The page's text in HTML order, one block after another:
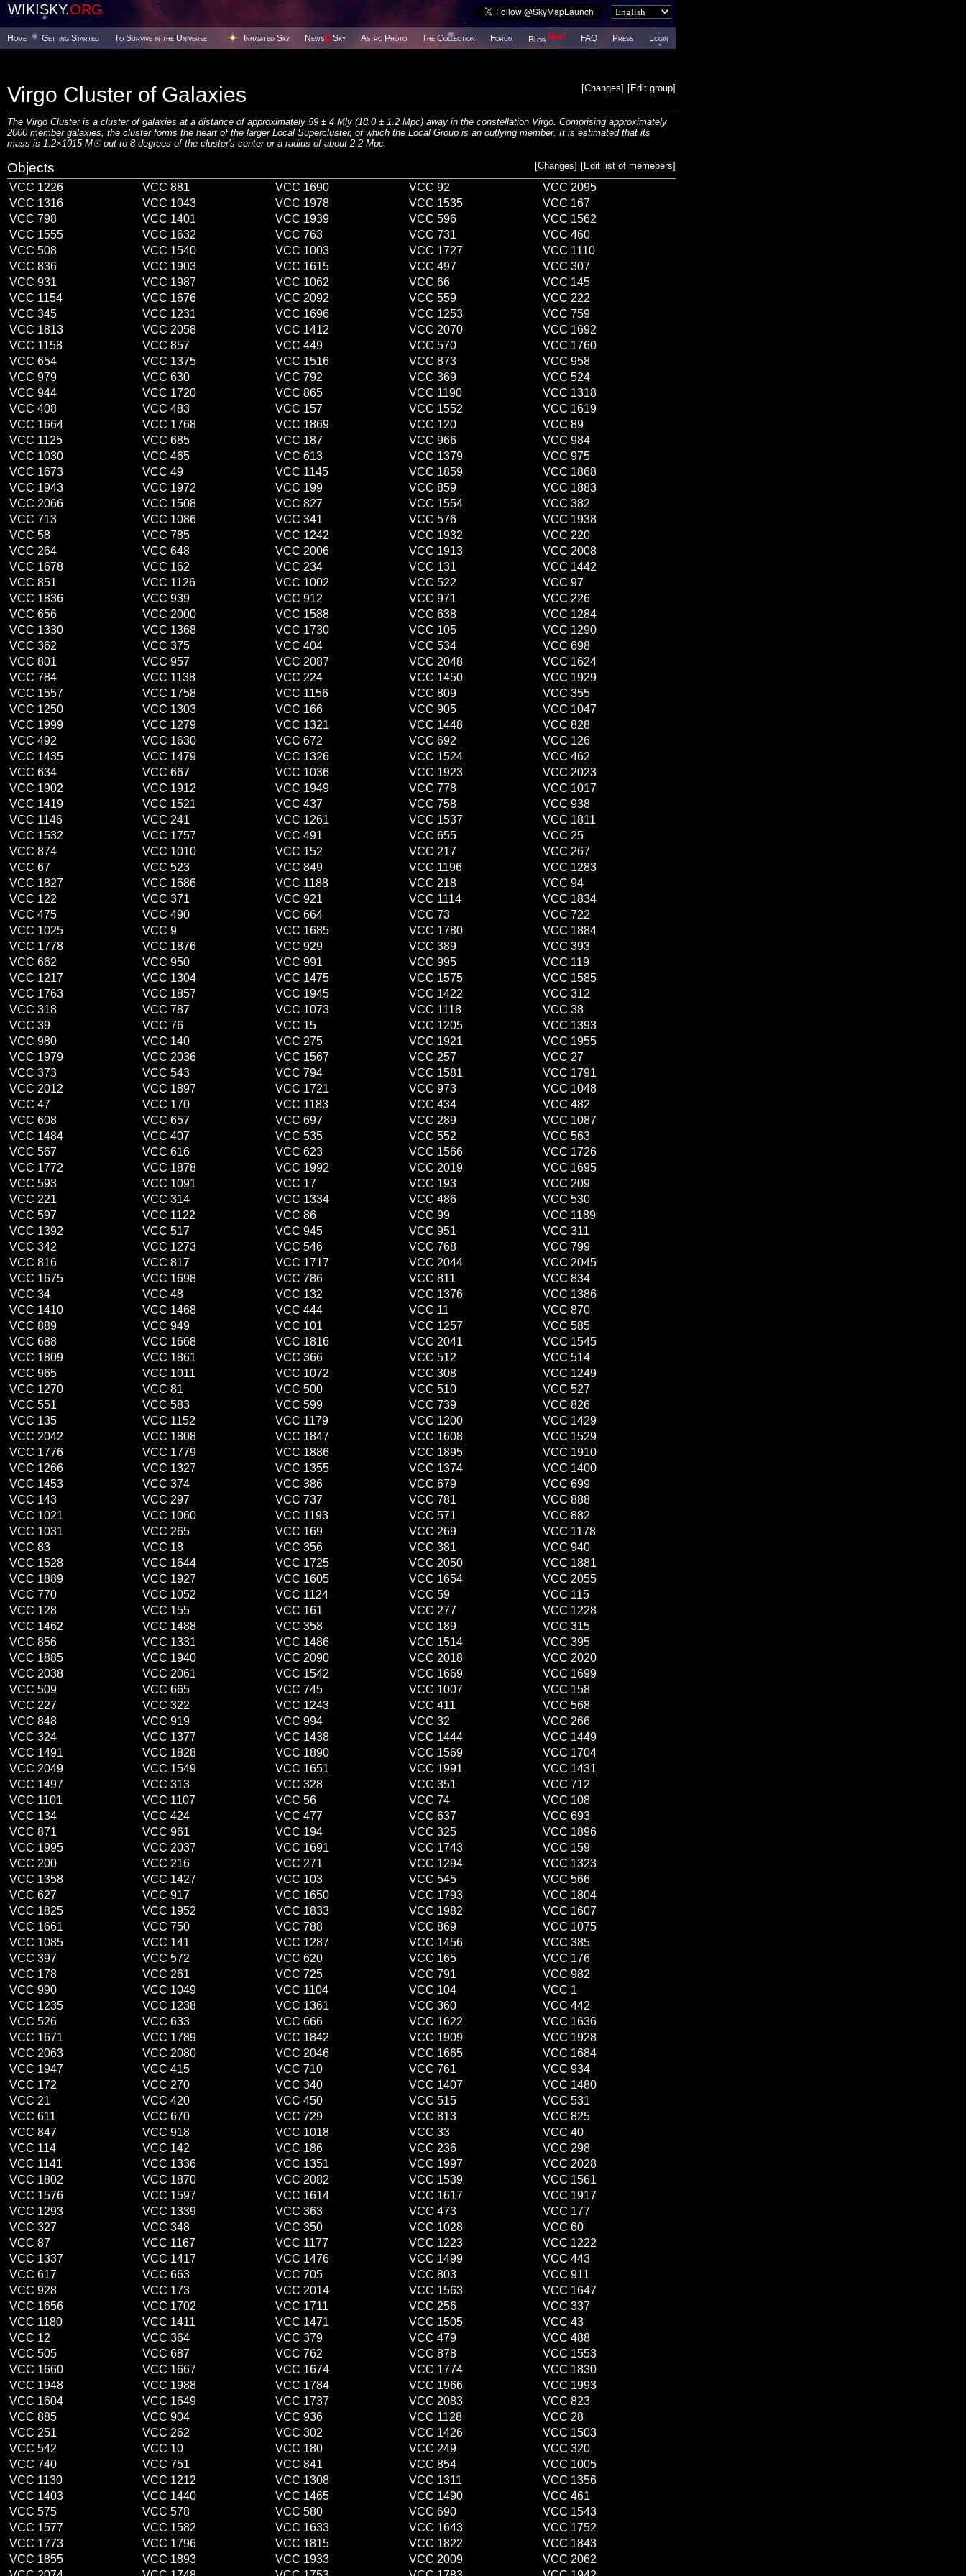
WIKISKY.ORG
Home Getting Started To Survive in the Universe Inhabited Sky News@Sky Astro Photo The Collection Forum Blog New! FAQ Press Login
[Edit group]
[Changes]
Virgo Cluster of Galaxies
The Virgo Cluster is a cluster of galaxies at a distance of approximately 59 ± 4 Mly (18.0 ± 1.2 Mpc) away in the constellation Virgo. Comprising approximately
2000 member galaxies, the cluster forms the heart of the larger Local Supercluster, of which the Local Group is an outlying member. It is estimated that its
mass is 1.2×1015 M☉ out to 8 degrees of the cluster's center or a radius of about 2.2 Mpc.
[Edit list of memebers]
[Changes]
Objects
VCC 1226 VCC 881 VCC 1690 VCC 92
VCC 2095
VCC 1316
VCC 1043 VCC 1978 VCC 1535
VCC 167
VCC 798
VCC 1401 VCC 1939 VCC 596
VCC 1562
VCC 1555
VCC 1632 VCC 763 VCC 731
VCC 460
VCC 508
VCC 1540 VCC 1003 VCC 1727
VCC 1110
VCC 836
VCC 1903 VCC 1615 VCC 497
VCC 307
VCC 931
VCC 1987 VCC 1062 VCC 66
VCC 145
VCC 1154
VCC 1676 VCC 2092 VCC 559
VCC 222
VCC 345
VCC 1231 VCC 1696 VCC 1253
VCC 759
VCC 1813
VCC 2058 VCC 1412 VCC 2070
VCC 1692
VCC 1158
VCC 857 VCC 449 VCC 570
VCC 1760
VCC 654
VCC 1375 VCC 1516 VCC 873
VCC 958
VCC 979
VCC 630 VCC 792 VCC 369
VCC 524
VCC 944
VCC 1720 VCC 865 VCC 1190
VCC 1318
VCC 408
VCC 483 VCC 157 VCC 1552
VCC 1619
VCC 1664
VCC 1768 VCC 1869 VCC 120
VCC 89
VCC 1125
VCC 685 VCC 187 VCC 966
VCC 984
VCC 1030
VCC 465 VCC 613 VCC 1379
VCC 975
VCC 1673
VCC 49 VCC 1145 VCC 1859
VCC 1868
VCC 1943
VCC 1972 VCC 199 VCC 859
VCC 1883
VCC 2066
VCC 1508 VCC 827 VCC 1554
VCC 382
VCC 713
VCC 1086 VCC 341 VCC 576
VCC 1938
VCC 58
VCC 785 VCC 1242 VCC 1932
VCC 220
VCC 264
VCC 648 VCC 2006 VCC 1913
VCC 2008
VCC 1678
VCC 162 VCC 234 VCC 131
VCC 1442
VCC 851
VCC 1126 VCC 1002 VCC 522
VCC 97
VCC 1836
VCC 939 VCC 912 VCC 971
VCC 226
VCC 656
VCC 2000 VCC 1588 VCC 638
VCC 1284
VCC 1330
VCC 1368 VCC 1730 VCC 105
VCC 1290
VCC 362
VCC 375 VCC 404 VCC 534
VCC 698
VCC 801
VCC 957 VCC 2087 VCC 2048
VCC 1624
VCC 784
VCC 1138 VCC 224 VCC 1450
VCC 1929
VCC 1557
VCC 1758 VCC 1156 VCC 809
VCC 355
VCC 1250
VCC 1303 VCC 166 VCC 905
VCC 1047
VCC 1999
VCC 1279 VCC 1321 VCC 1448
VCC 828
VCC 492
VCC 1630 VCC 672 VCC 692
VCC 126
VCC 1435
VCC 1479 VCC 1326 VCC 1524
VCC 462
VCC 634
VCC 667 VCC 1036 VCC 1923
VCC 2023
VCC 1902
VCC 1912 VCC 1949 VCC 778
VCC 1017
VCC 1419
VCC 1521 VCC 437 VCC 758
VCC 938
VCC 1146
VCC 241 VCC 1261 VCC 1537
VCC 1811
VCC 1532
VCC 1757 VCC 491 VCC 655
VCC 25
VCC 874
VCC 1010 VCC 152 VCC 217
VCC 267
VCC 67
VCC 523 VCC 849 VCC 1196
VCC 1283
VCC 1827
VCC 1686 VCC 1188 VCC 218
VCC 94
VCC 122
VCC 371 VCC 921 VCC 1114
VCC 1834
VCC 475
VCC 490 VCC 664 VCC 73
VCC 722
VCC 1025
VCC 9 VCC 1685 VCC 1780
VCC 1884
VCC 1778
VCC 1876 VCC 929 VCC 389
VCC 393
VCC 662
VCC 950 VCC 991 VCC 995
VCC 119
VCC 1217
VCC 1304 VCC 1475 VCC 1575
VCC 1585
VCC 1763
VCC 1857 VCC 1945 VCC 1422
VCC 312
VCC 318
VCC 787 VCC 1073 VCC 1118
VCC 38
VCC 39
VCC 76 VCC 15 VCC 1205
VCC 1393
VCC 980
VCC 140 VCC 275 VCC 1921
VCC 1955
VCC 1979
VCC 2036 VCC 1567 VCC 257
VCC 27
VCC 373
VCC 543 VCC 794 VCC 1581
VCC 1791
VCC 2012
VCC 1897 VCC 1721 VCC 973
VCC 1048
VCC 47
VCC 170 VCC 1183 VCC 434
VCC 482
VCC 608
VCC 657 VCC 697 VCC 289
VCC 1087
VCC 1484
VCC 407 VCC 535 VCC 552
VCC 563
VCC 567
VCC 616 VCC 623 VCC 1566
VCC 1726
VCC 1772
VCC 1878 VCC 1992 VCC 2019
VCC 1695
VCC 593
VCC 1091 VCC 17 VCC 193
VCC 209
VCC 221
VCC 314 VCC 1334 VCC 486
VCC 530
VCC 597
VCC 1122 VCC 86 VCC 99
VCC 1189
VCC 1392
VCC 517 VCC 945 VCC 951
VCC 311
VCC 342
VCC 1273 VCC 546 VCC 768
VCC 799
VCC 816
VCC 817 VCC 1717 VCC 2044
VCC 2045
VCC 1675
VCC 1698 VCC 786 VCC 811
VCC 834
VCC 34
VCC 48 VCC 132 VCC 1376
VCC 1386
VCC 1410
VCC 1468 VCC 444 VCC 11
VCC 870
VCC 889
VCC 949 VCC 101 VCC 1257
VCC 585
VCC 688
VCC 1668 VCC 1816 VCC 2041
VCC 1545
VCC 1809
VCC 1861 VCC 366 VCC 512
VCC 514
VCC 965
VCC 1011 VCC 1072 VCC 308
VCC 1249
VCC 1270
VCC 81 VCC 500 VCC 510
VCC 527
VCC 551
VCC 583 VCC 599 VCC 739
VCC 826
VCC 135
VCC 1152 VCC 1179 VCC 1200
VCC 1429
VCC 2042
VCC 1808 VCC 1847 VCC 1608
VCC 1529
VCC 1776
VCC 1779 VCC 1886 VCC 1895
VCC 1910
VCC 1266
VCC 1327 VCC 1355 VCC 1374
VCC 1400
VCC 1453
VCC 374 VCC 386 VCC 679
VCC 699
VCC 143
VCC 297 VCC 737 VCC 781
VCC 888
VCC 1021
VCC 1060 VCC 1193 VCC 571
VCC 882
VCC 1031
VCC 265 VCC 169 VCC 269
VCC 1178
VCC 83
VCC 18 VCC 356 VCC 381
VCC 940
VCC 1528
VCC 1644 VCC 1725 VCC 2050
VCC 1881
VCC 1889
VCC 1927 VCC 1605 VCC 1654
VCC 2055
VCC 770
VCC 1052 VCC 1124 VCC 59
VCC 115
VCC 128
VCC 155 VCC 161 VCC 277
VCC 1228
VCC 1462
VCC 1488 VCC 358 VCC 189
VCC 315
VCC 856
VCC 1331 VCC 1486 VCC 1514
VCC 395
VCC 1885
VCC 1940 VCC 2090 VCC 2018
VCC 2020
VCC 2038
VCC 2061 VCC 1542 VCC 1669
VCC 1699
VCC 509
VCC 665 VCC 745 VCC 1007
VCC 158
VCC 227
VCC 322 VCC 1243 VCC 411
VCC 568
VCC 848
VCC 919 VCC 994 VCC 32
VCC 266
VCC 324
VCC 1377 VCC 1438 VCC 1444
VCC 1449
VCC 1491
VCC 1828 VCC 1890 VCC 1569
VCC 1704
VCC 2049
VCC 1549 VCC 1651 VCC 1991
VCC 1431
VCC 1497
VCC 313 VCC 328 VCC 351
VCC 712
VCC 1101
VCC 1107 VCC 56 VCC 74
VCC 108
VCC 134
VCC 424 VCC 477 VCC 637
VCC 693
VCC 871
VCC 961 VCC 194 VCC 325
VCC 1896
VCC 1995
VCC 2037 VCC 1691 VCC 1743
VCC 159
VCC 200
VCC 216 VCC 271 VCC 1294
VCC 1323
VCC 1358
VCC 1427 VCC 103 VCC 545
VCC 566
VCC 627
VCC 917 VCC 1650 VCC 1793
VCC 1804
VCC 1825
VCC 1952 VCC 1833 VCC 1982
VCC 1607
VCC 1661
VCC 750 VCC 788 VCC 869
VCC 1075
VCC 1085
VCC 141 VCC 1287 VCC 1456
VCC 385
VCC 397
VCC 572 VCC 620 VCC 165
VCC 176
VCC 178
VCC 261 VCC 725 VCC 791
VCC 982
VCC 990
VCC 1049 VCC 1104 VCC 104
VCC 1
VCC 1235
VCC 1238 VCC 1361 VCC 360
VCC 442
VCC 526
VCC 633 VCC 666 VCC 1622
VCC 1636
VCC 1671
VCC 1789 VCC 1842 VCC 1909
VCC 1928
VCC 2063
VCC 2080 VCC 2046 VCC 1665
VCC 1684
VCC 1947
VCC 415 VCC 710 VCC 761
VCC 934
VCC 172
VCC 270 VCC 340 VCC 1407
VCC 1480
VCC 21
VCC 420 VCC 450 VCC 515
VCC 531
VCC 611
VCC 670 VCC 729 VCC 813
VCC 825
VCC 847
VCC 918 VCC 1018 VCC 33
VCC 40
VCC 114
VCC 142 VCC 186 VCC 236
VCC 298
VCC 1141
VCC 1336 VCC 1351 VCC 1997
VCC 2028
VCC 1802
VCC 1870 VCC 2082 VCC 1539
VCC 1561
VCC 1576
VCC 1597 VCC 1614 VCC 1617
VCC 1917
VCC 1293
VCC 1339 VCC 363 VCC 473
VCC 177
VCC 327
VCC 348 VCC 350 VCC 1028
VCC 60
VCC 87
VCC 1167 VCC 1177 VCC 1223
VCC 1222
VCC 1337
VCC 1417 VCC 1476 VCC 1499
VCC 443
VCC 617
VCC 663 VCC 705 VCC 803
VCC 911
VCC 928
VCC 173 VCC 2014 VCC 1563
VCC 1647
VCC 1656
VCC 1702 VCC 1711 VCC 256
VCC 337
VCC 1180
VCC 1411 VCC 1471 VCC 1505
VCC 43
VCC 12
VCC 364 VCC 379 VCC 479
VCC 488
VCC 505
VCC 687 VCC 762 VCC 878
VCC 1553
VCC 1660
VCC 1667 VCC 1674 VCC 1774
VCC 1830
VCC 1948
VCC 1988 VCC 1784 VCC 1966
VCC 1993
VCC 1604
VCC 1649 VCC 1737 VCC 2083
VCC 823
VCC 885
VCC 904 VCC 936 VCC 1128
VCC 28
VCC 251
VCC 262 VCC 302 VCC 1426
VCC 1503
VCC 542
VCC 10 VCC 180 VCC 249
VCC 320
VCC 740
VCC 751 VCC 841 VCC 854
VCC 1005
VCC 1130
VCC 1212 VCC 1308 VCC 1311
VCC 1356
VCC 1403
VCC 1440 VCC 1465 VCC 1490
VCC 461
VCC 575
VCC 578 VCC 580 VCC 690
VCC 1543
VCC 1577
VCC 1582 VCC 1633 VCC 1643
VCC 1752
VCC 1773
VCC 1796 VCC 1815 VCC 1822
VCC 1843
VCC 1855
VCC 1893 VCC 1933 VCC 2009
VCC 2062